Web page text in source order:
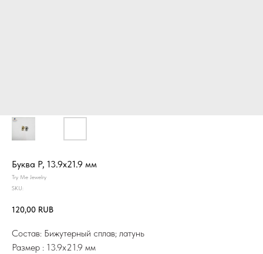
Буква P, 13.9х21.9 мм
Try Me Jewelry
SKU:
120,00 RUB
Состав: Бижутерный сплав; латунь
Размер : 13.9х21.9 мм